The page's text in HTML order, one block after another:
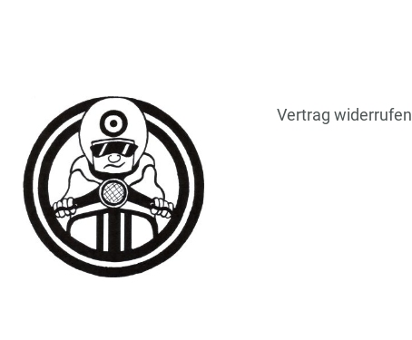
Vertrag widerrufen